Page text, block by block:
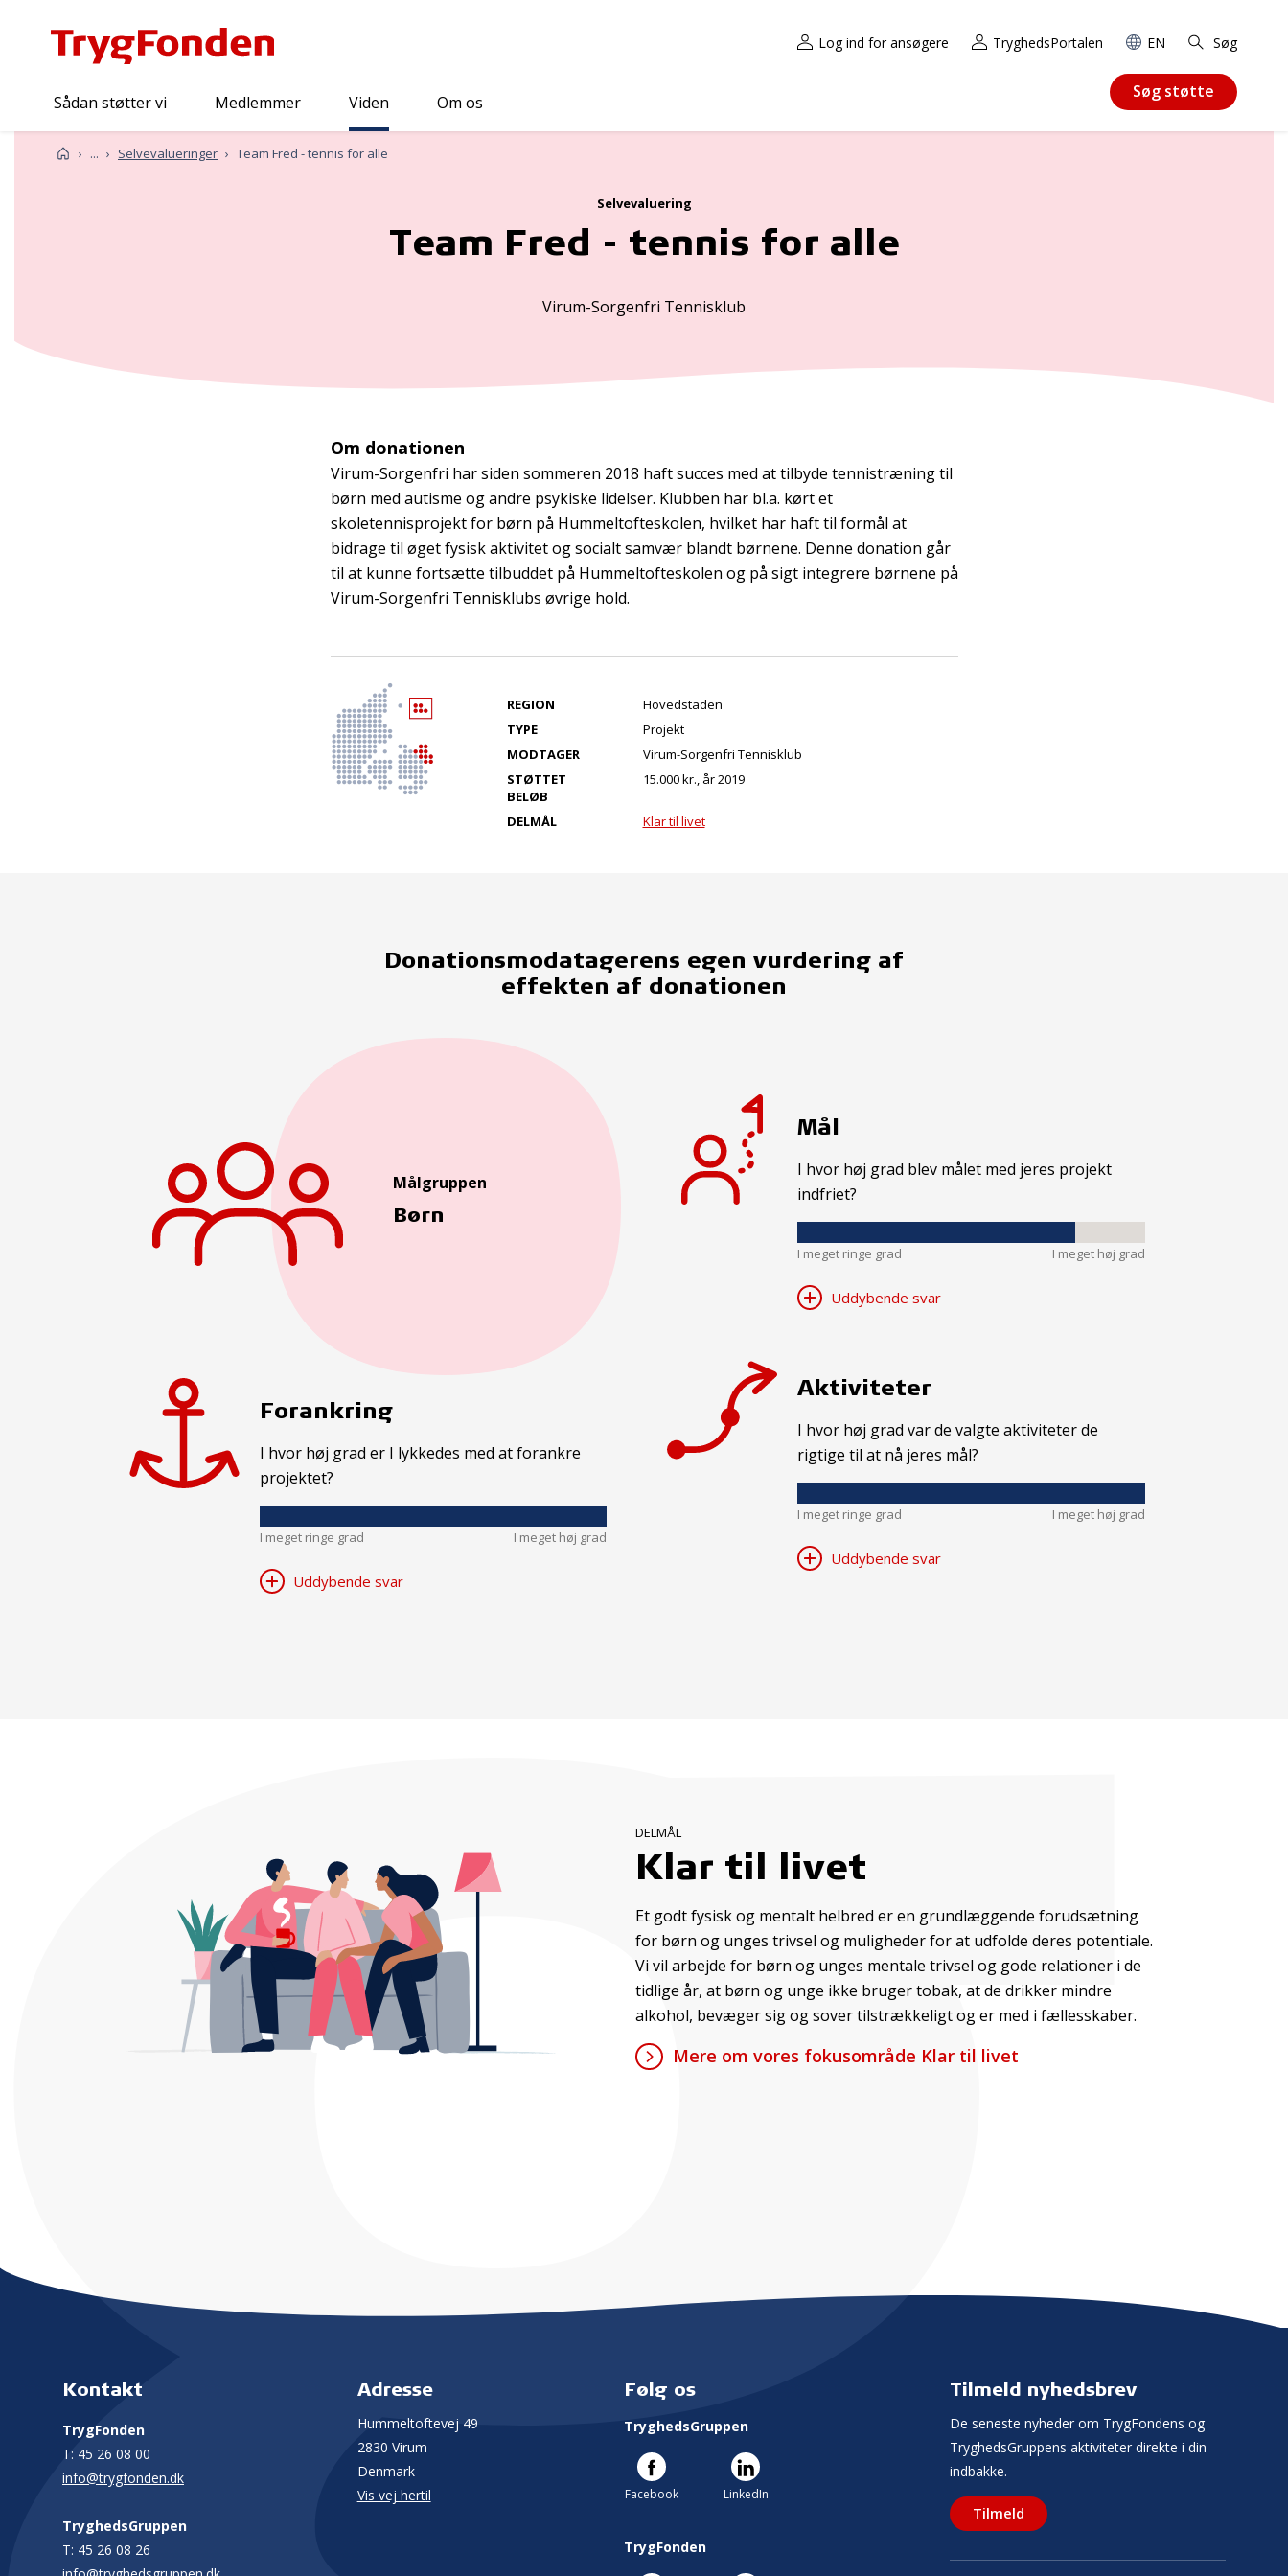
Log ind for ansøgere TryghedsPortalen EN Søg
Sådan støtter vi Medlemmer Viden Om os
Søg støtte
Forside
...
Viden Selvevalueringer Team Fred - tennis for alle
Selvevaluering
Team Fred - tennis for alle
Virum-Sorgenfri Tennisklub
Om donationen
Virum-Sorgenfri har siden sommeren 2018 haft succes med at tilbyde tennistræning til
børn med autisme og andre psykiske lidelser. Klubben har bl.a. kørt et
skoletennisprojekt for børn på Hummeltofteskolen, hvilket har haft til formål at
bidrage til øget fysisk aktivitet og socialt samvær blandt børnene. Denne donation går
til at kunne fortsætte tilbuddet på Hummeltofteskolen og på sigt integrere børnene på
Virum-Sorgenfri Tennisklubs øvrige hold.
REGION
Hovedstaden
TYPE
Projekt
MODTAGER
Virum-Sorgenfri Tennisklub
STØTTET
BELØB
15.000 kr., år 2019
DELMÅL Klar til livet
Donationsmodatagerens egen vurdering af
effekten af donationen
Målgruppen
Børn
Forankring
I hvor høj grad er I lykkedes med at forankre
projektet?
I meget ringe grad I meget høj grad
Uddybende svar
Mål
I hvor høj grad blev målet med jeres projekt
indfriet?
I meget ringe grad I meget høj grad
Uddybende svar
Aktiviteter
I hvor høj grad var de valgte aktiviteter de
rigtige til at nå jeres mål?
I meget ringe grad I meget høj grad
Uddybende svar
DELMÅL
Klar til livet
Et godt fysisk og mentalt helbred er en grundlæggende forudsætning
for børn og unges trivsel og muligheder for at udfolde deres potentiale.
Vi vil arbejde for børn og unges mentale trivsel og gode relationer i de
tidlige år, at børn og unge ikke bruger tobak, at de drikker mindre
alkohol, bevæger sig og sover tilstrækkeligt og er med i fællesskaber.
Mere om vores fokusområde Klar til livet
Tilmeld nyhedsbrev
De seneste nyheder om TrygFondens og
TryghedsGruppens aktiviteter direkte i din
indbakke.
Tilmeld
Kontakt
TrygFonden
T: 45 26 08 00
info@trygfonden.dk
TryghedsGruppen
T: 45 26 08 26
Adresse
Hummeltoftevej 49
2830 Virum
Denmark
Vis vej hertil
Følg os
TryghedsGruppen
Facebook LinkedIn
TrygFonden